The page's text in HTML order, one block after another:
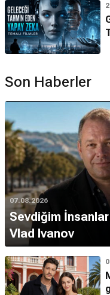
Son Haberler
07.08.2026
Sevdiğim İnsanlar
Vlad Ivanov